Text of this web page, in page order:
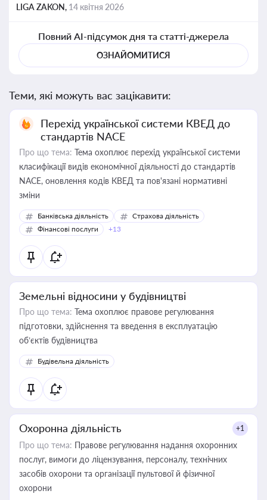
LIGA ZAKON, 14 квітня 2026
Повний AI-підсумок дня та статті-джерела
ОЗНАЙОМИТИСЯ
Теми, які можуть вас зацікавити:
Перехід української системи КВЕД до
стандартів NACE
Про що тема: Тема охоплює перехід української системи
класифікації видів економічної діяльності до стандартів
NACE, оновлення кодів КВЕД та пов'язані нормативні
зміни
Банківська діяльність
Страхова діяльність
Фінансові послуги
+13
Земельні відносини у будівництві
Про що тема: Тема охоплює правове регулювання
підготовки, здійснення та введення в експлуатацію
об’єктів будівництва
Будівельна діяльність
Охоронна діяльність +1
Про що тема: Правове регулювання надання охоронних
послуг, вимоги до ліцензування, персоналу, технічних
засобів охорони та організації пультової й фізичної
охорони